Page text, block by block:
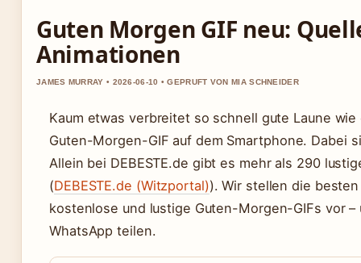
Guten Morgen GIF neu:
Animationen
JAMES MURRAY • 2026-06-10 • GEPRUFT VON MIA SCHNEIDER
Kaum etwas verbreitet so schnell gute Laune
Guten-Morgen-GIF auf dem Smartphone. Dabei
Allein bei DEBESTE.de gibt es mehr als 290
(DEBESTE.de (Witzportal)). Wir stellen die
kostenlose und lustige Guten-Morgen-GIFs vor
WhatsApp teilen.